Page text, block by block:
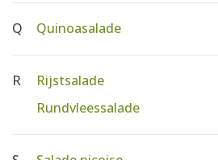
Q Quinoasalade
R Rijstsalade
Rundvleessalade